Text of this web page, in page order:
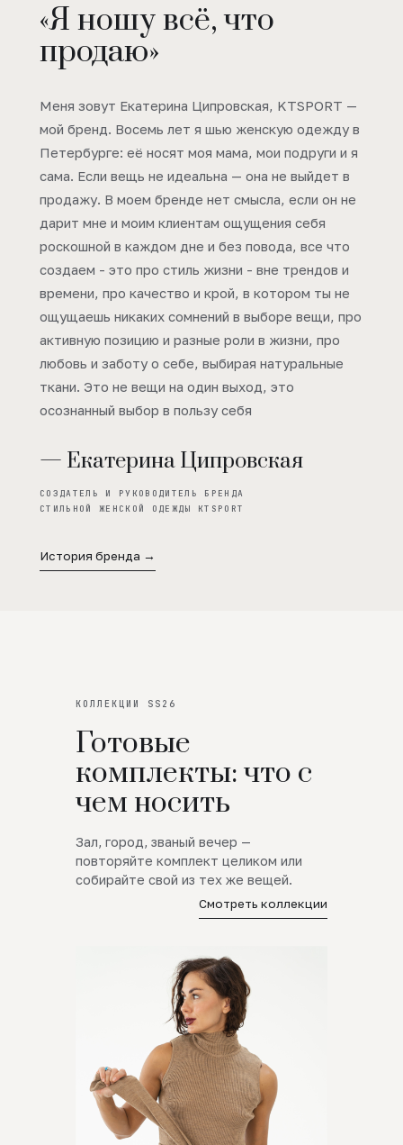
«Я ношу всё, что
продаю»
Меня зовут Екатерина Ципровская, KTSPORT —
мой бренд. Восемь лет я шью женскую одежду в
Петербурге: её носят моя мама, мои подруги и я
сама. Если вещь не идеальна — она не выйдет в
продажу. В моем бренде нет смысла, если он не
дарит мне и моим клиентам ощущения себя
роскошной в каждом дне и без повода, все что
создаем - это про стиль жизни - вне трендов и
времени, про качество и крой, в котором ты не
ощущаешь никаких сомнений в выборе вещи, про
активную позицию и разные роли в жизни, про
любовь и заботу о себе, выбирая натуральные
ткани. Это не вещи на один выход, это
осознанный выбор в пользу себя
— Екатерина Ципровская
СОЗДАТЕЛЬ И РУКОВОДИТЕЛЬ БРЕНДА
СТИЛЬНОЙ ЖЕНСКОЙ ОДЕЖДЫ KTSPORT
История бренда →
КОЛЛЕКЦИИ SS26
Готовые
комплекты: что с
чем носить
Зал, город, званый вечер —
повторяйте комплект целиком или
собирайте свой из тех же вещей.
Смотреть коллекции